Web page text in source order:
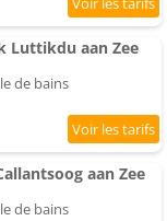
Luttikdu aan Zee
de bains
aan Zee
de bains